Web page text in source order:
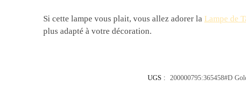
Si cette lampe vous plait, vous allez adorer la Lampe de
plus adapté à votre décoration.
UGS : 200000795:365458#D